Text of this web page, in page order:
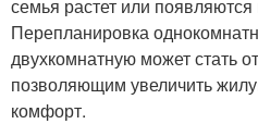
семья растет или
Перепланировка
двухкомнатную может стать
позволяющим увеличить
комфорт.